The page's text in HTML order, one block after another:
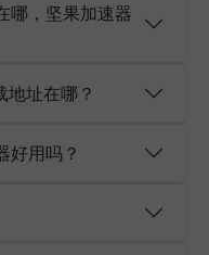
哪，坚果加速器
址在哪？
好用吗？